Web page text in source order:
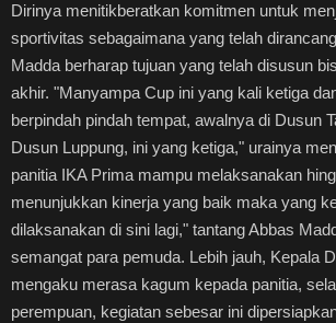
Religi
Travel
Dirinya menitikberatkan komitmen untuk
sportivitas sebagaimana yang telah
Madda berharap tujuan yang telah disusun
akhir. "Manyampa Cup ini yang kali ketiga
berpindah pindah tempat, awalnya di Dusun
Dusun Luppung, ini yang ketiga," urainya
panitia IKA Prima mampu melaksanakan
menunjukkan kinerja yang baik maka yang
dilaksanakan di sini lagi," tantang Abbas
semangat para pemuda. Lebih jauh, Kepala
mengaku merasa kagum kepada panitia,
perempuan, kegiatan sebesar ini